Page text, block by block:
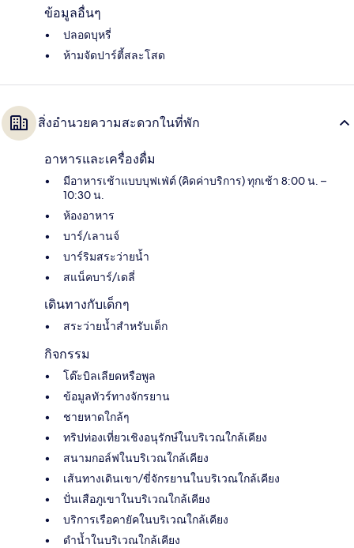
ข้อมูลอื่นๆ
ปลอดบุหรี่
ห้ามจัดปาร์ตี้สละโสด
สิ่งอำนวยความสะดวกในที่พัก
อาหารและเครื่องดื่ม
มีอาหารเช้าแบบบุฟเฟ่ต์ (คิดค่าบริการ) ทุกเช้า 8:00 น. –
10:30 น.
ห้องอาหาร
บาร์/เลานจ์
บาร์ริมสระว่ายน้ำ
สแน็คบาร์/เดลี่
เดินทางกับเด็กๆ
สระว่ายน้ำสำหรับเด็ก
กิจกรรม
โต๊ะบิลเลียดหรือพูล
ข้อมูลทัวร์ทางจักรยาน
ชายหาดใกล้ๆ
ทริปท่องเที่ยวเชิงอนุรักษ์ในบริเวณใกล้เคียง
สนามกอล์ฟในบริเวณใกล้เคียง
เส้นทางเดินเขา/ขี่จักรยานในบริเวณใกล้เคียง
ปั่นเสือภูเขาในบริเวณใกล้เคียง
บริการเรือคายัคในบริเวณใกล้เคียง
ดำน้ำในบริเวณใกล้เคียง